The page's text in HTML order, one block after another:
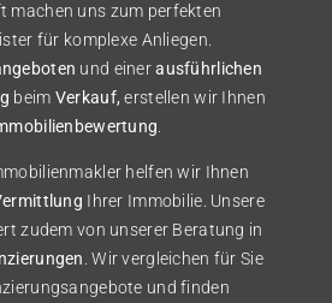
machen uns zum perfekten
für komplexe Anliegen.
und einerausführlichen
beim Verkauf,erstellen wir Ihnen
.
helfen wir Ihnen
Ihrer Immobilie. Unsere
zudem von unserer Beratung in
. Wir vergleichen für Sie
und finden